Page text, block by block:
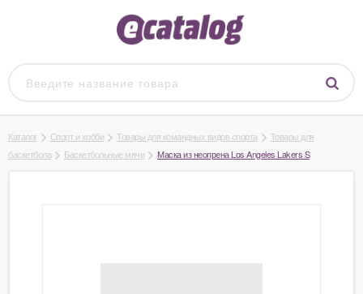
Каталог Спорт и хобби Товары для командных видов спорта
Товары для
баскетбола
Баскетбольные мячи Маска из неопрена Los Angeles Lakers S